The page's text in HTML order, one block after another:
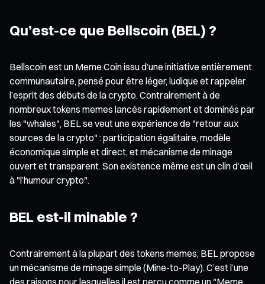
Qu’est-ce que Bellscoin (BEL) ?
Bellscoin est un Meme Coin issu d’une initiative entièrement
communautaire, pensé pour être léger, ludique et rappeler
l’esprit des débuts de la crypto. Contrairement à de
nombreux tokens memes lancés rapidement et dominés par
les "whales", BEL se veut une expérience de "retour aux
sources de la crypto" : participation égalitaire, modèle
économique simple et direct, et mécanisme de minage
ouvert et transparent. Son existence même est un clin d’œil
à "l’humour crypto".
BEL est-il minable ?
Contrairement à la plupart des tokens memes, BEL propose
un mécanisme de minage simple (Mine-to-Play). C’est l’une
des raisons pour lesquelles il est perçu comme un "Meme